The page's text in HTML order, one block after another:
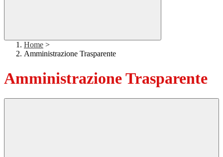
Home >
Amministrazione Trasparente
Amministrazione Trasparente